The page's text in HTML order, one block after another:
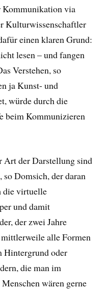
Kommunikation via
Kulturwissenschaftler
einen klaren Grund:
lesen – und fangen
Verstehen, so
ja Kunst- und
würde durch die
beim Kommunizieren
Art der Darstellung sind
Domsich, der daran
die virtuelle
und damit
der zwei Jahre
alle Formen
Hintergrund oder
die man im
wären gerne